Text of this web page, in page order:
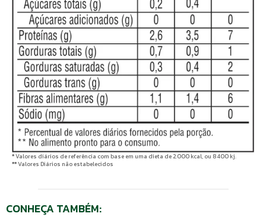
*Valores diários de referência com base em uma dieta de 2.000 kcal, ou 8400 kj.
**Valores Diários não estabelecidos
CONHEÇA TAMBÉM: